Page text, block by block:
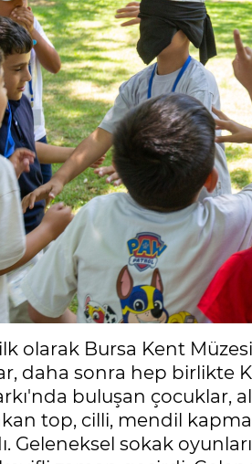
olarak Bursa Kent
daha sonra hep birlikte
buluşan çocuklar,
top, cilli, mendil
Geleneksel sokak